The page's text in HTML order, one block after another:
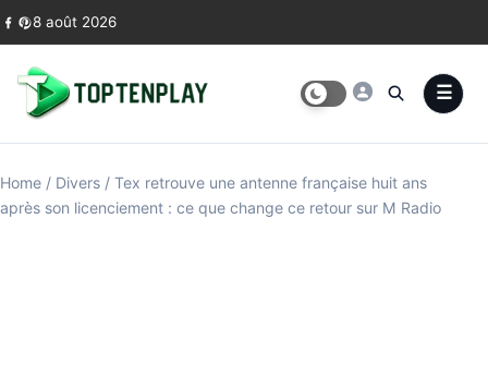
Skip to content
8 août 2026
Home / Divers / Tex retrouve une antenne française huit ans
après son licenciement : ce que change ce retour sur M Radio